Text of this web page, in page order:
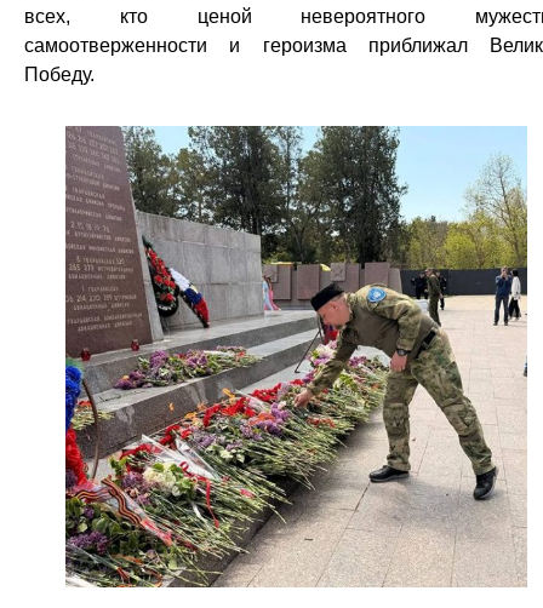
всех, кто ценой невероятного
самоотверженности и героизма приближал
Победу.